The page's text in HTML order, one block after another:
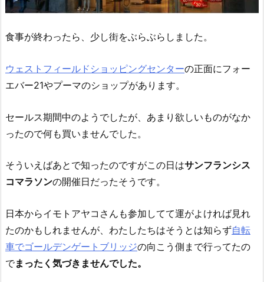
食事が終わったら、少し街をぶらぶらしました。
ウェストフィールドショッピングセンターの正面にフォー
エバー21やプーマのショップがあります。
セールス期間中のようでしたが、あまり欲しいものがなか
ったので何も買いませんでした。
そういえばあとで知ったのですがこの日はサンフランシス
コマラソンの開催日だったそうです。
日本からイモトアヤコさんも参加してて運がよければ見れ
たのかもしれませんが、わたしたちはそうとは知らず自転
車でゴールデンゲートブリッジの向こう側まで行ってたの
でまったく気づきませんでした。